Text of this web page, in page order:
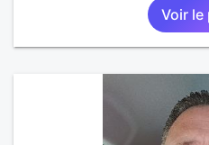
Voir le